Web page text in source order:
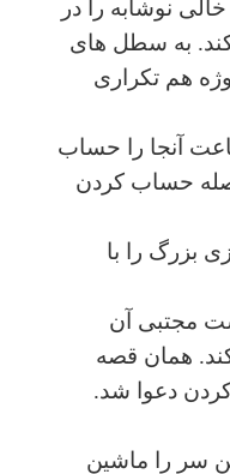
نوشابه را در
به سطل های
هم تکراری
آنجا را حساب
حساب کردن
بزرگ را با
مجتبی آن
همان قصه
دعوا شد.
سر را ماشین